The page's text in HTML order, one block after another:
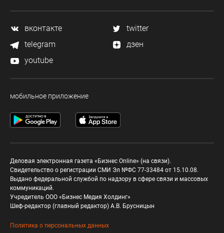
вконтакте
twitter
telegram
дзен
youtube
мобильное приложение
Деловая электронная газета «Бизнес Online» (на связи).
Свидетельство о регистрации СМИ Эл №ФС 77-33484 от 15.10.08.
Выдано федеральной службой по надзору в сфере связи и массовых
коммуникаций.
Учредитель ООО «Бизнес Медия Холдинг»
Шеф-редактор (главный редактор) А.В. Брусницын
Политика о персональных данных